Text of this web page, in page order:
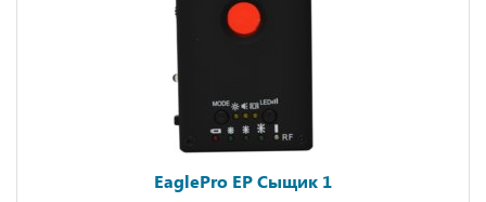
EaglePro EP Сыщик 1